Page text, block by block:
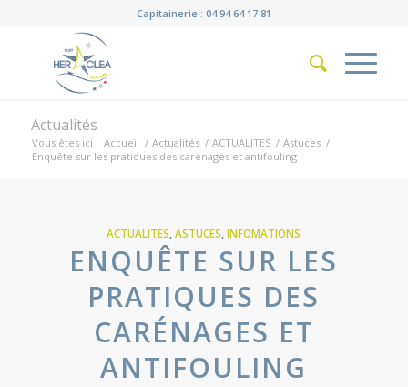
Capitainerie : 04 94 64 17 81
Actualités
Vous êtes ici : Accueil / Actualités / ACTUALITES / Astuces /
Enquête sur les pratiques des carénages et antifouling
ACTUALITES ,ASTUCES ,INFOMATIONS
ENQUÊTE SUR LES
PRATIQUES DES
CARÉNAGES ET
ANTIFOULING